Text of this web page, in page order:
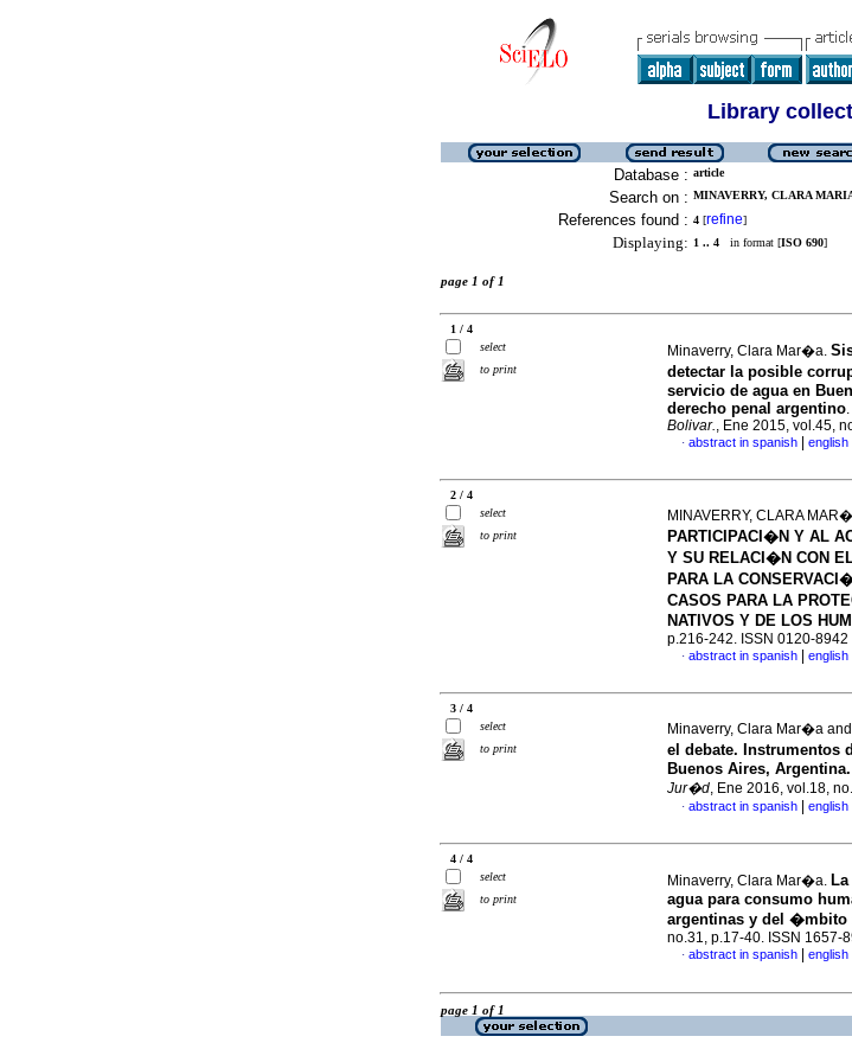
Library
Database : article
Search on : MINAVERRY, CLARA
References found : 4 [refine]
Displaying: 1 .. 4 in format [ISO 690]
page 1 of 1
1 / 4
select
to print
Minaverry, Clara Mar�a.
detectar la posible
servicio de agua en
derecho penal argentino.
Bolivar., Ene 2015, vol.45,
· abstract in spanish english
2 / 4
select
to print
MINAVERRY, CLARA
PARTICIPACI�N Y AL
Y SU RELACI�N CON
PARA LA
CASOS PARA LA
NATIVOS Y DE LOS
p.216-242. ISSN 0120-8942
· abstract in spanish english
3 / 4
select
to print
Minaverry, Clara Mar�a
el debate. Instrumentos
Buenos Aires,
Jur�d, Ene 2016, vol.18,
· abstract in spanish english
4 / 4
select
to print
Minaverry, Clara Mar�a.
agua para consumo
argentinas y del �mbito
no.31, p.17-40. ISSN 1657-
· abstract in spanish english
page 1 of 1